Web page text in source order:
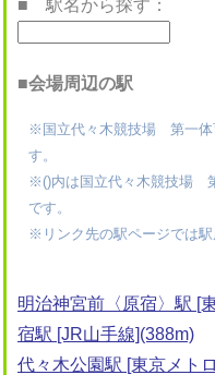
■ 駅名から探す：
■会場周辺の駅
※国立代々木競技場 第一体
す。
※()内は国立代々木競技場
です。
※リンク先の駅ページでは駅
明治神宮前〈原宿〉駅 [
宿駅 [JR山手線](388m)
代々木公園駅 [東京メト